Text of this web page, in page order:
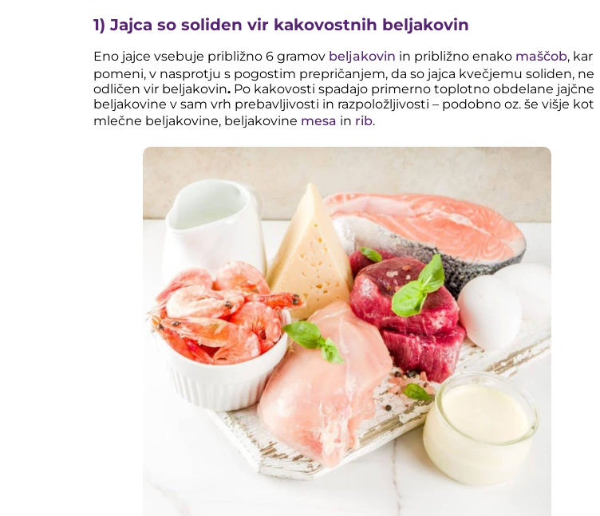
1) Jajca so soliden vir kakovostnih beljakovin
Eno jajce vsebuje približno 6 gramov beljakovin in približno enako maščob, kar
pomeni, v nasprotju s pogostim prepričanjem, da so jajca kvečjemu soliden, ne
odličen vir beljakovin. Po kakovosti spadajo primerno toplotno obdelane jajčne
beljakovine v sam vrh prebavljivosti in razpoložljivosti – podobno oz. še višje kot
mlečne beljakovine, beljakovine mesa in rib.